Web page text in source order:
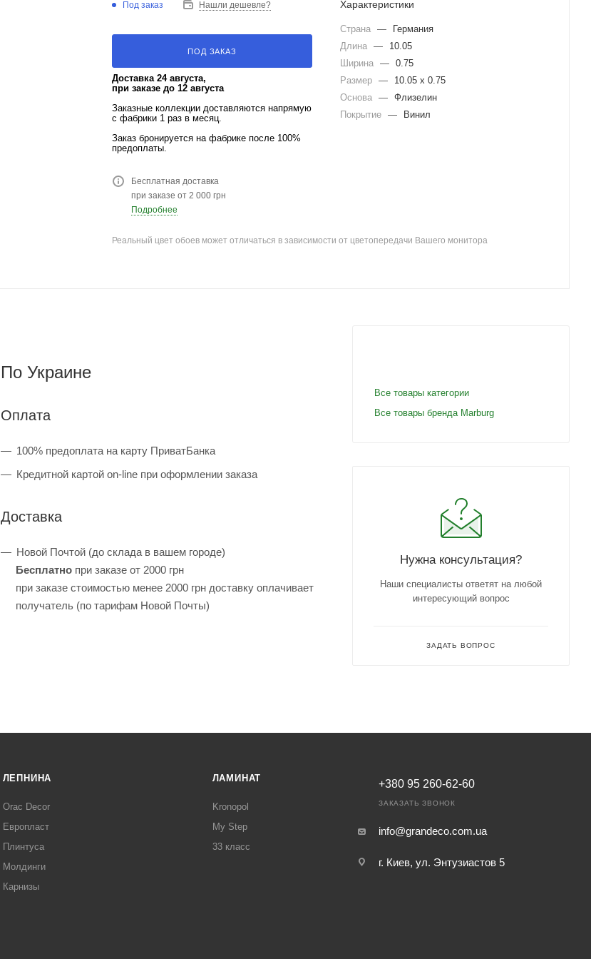
Под заказ Нашли дешевле?
ПОД ЗАКАЗ
Доставка 24 августа,
при заказе до 12 августа
Заказные коллекции доставляются напрямую
с фабрики 1 раз в месяц.
Заказ бронируется на фабрике после 100%
предоплаты.
Бесплатная доставка
при заказе от 2 000 грн
Подробнее
Характеристики
Страна —
Германия
Длина —
10.05
Ширина — 0.75
Размер —
10.05 x 0.75
Основа — Флизелин
Покрытие — Винил
Реальный цвет обоев может отличаться в зависимости от цветопередачи Вашего монитора
По Украине
Оплата
100% предоплата на карту ПриватБанка
Кредитной картой on-line при оформлении заказа
Доставка
Новой Почтой (до склада в вашем городе)
Бесплатнопри заказе от 2000 грн
при заказе стоимостью менее 2000 грн доставку оплачивает
получатель (по тарифам Новой Почты)
Все товары категории
Все товары бренда Marburg
Нужна консультация?
Наши специалисты ответят на любой
интересующий вопрос
ЗАДАТЬ ВОПРОС
ЛЕПНИНА
Orac Decor
Европласт
Плинтуса
Молдинги
Карнизы
ЛАМИНАТ
Kronopol
My Step
33 класс
+380 95 260-62-60
ЗАКАЗАТЬ ЗВОНОК
info@grandeco.com.ua
г. Киев, ул. Энтузиастов 5